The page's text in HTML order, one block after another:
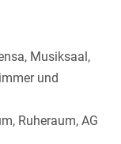
Musiksaal,
und
Ruheraum, AG